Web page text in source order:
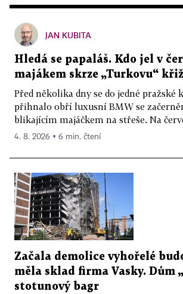
JAN KUBITA
Hledá se papaláš. Kdo jel v
majákem skrze „Turkovu“
Před několika dny se do jedné pražské
přihnalo obří luxusní BMW se
blikajícím majáčkem na střeše. Na
4. 8. 2026 ▪ 6 min. čtení
Začala demolice vyhořelé
měla sklad firma Vasky. Dům
stotunový bagr